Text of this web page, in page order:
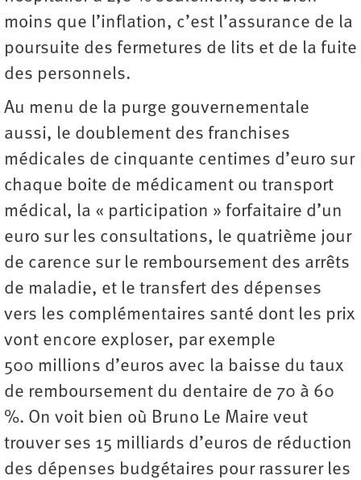
moins que l’inflation, c’est l’assurance de la
poursuite des fermetures de lits et de la fuite
des personnels.
Au menu de la purge gouvernementale
aussi, le doublement des franchises
médicales de cinquante centimes d’euro sur
chaque boite de médicament ou transport
médical, la « participation » forfaitaire d’un
euro sur les consultations, le quatrième jour
de carence sur le remboursement des arrêts
de maladie, et le transfert des dépenses
vers les complémentaires santé dont les prix
vont encore exploser, par exemple
500 millions d’euros avec la baisse du taux
de remboursement du dentaire de 70 à 60
%. On voit bien où Bruno Le Maire veut
trouver ses 15 milliards d’euros de réduction
des dépenses budgétaires pour rassurer les